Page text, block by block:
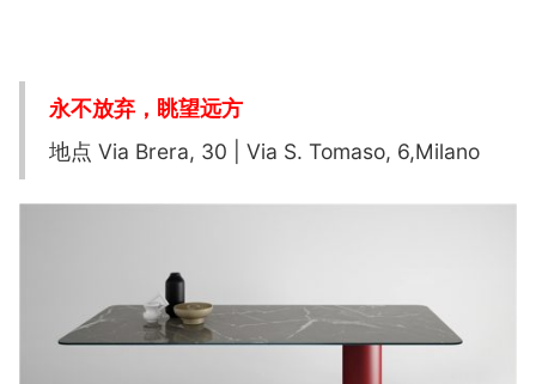
永不放弃，眺望远方
地点 Via Brera, 30 | Via S. Tomaso, 6,Milano